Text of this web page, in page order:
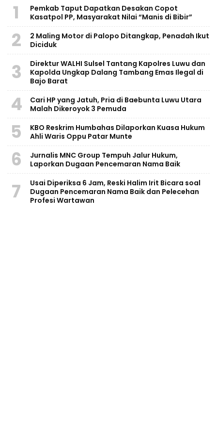
1
Pemkab Taput Dapatkan Desakan Copot
Kasatpol PP, Masyarakat Nilai “Manis di Bibir”
2
2 Maling Motor di Palopo Ditangkap, Penadah Ikut
Diciduk
3
Direktur WALHI Sulsel Tantang Kapolres Luwu dan
Kapolda Ungkap Dalang Tambang Emas Ilegal di
Bajo Barat
4
Cari HP yang Jatuh, Pria di Baebunta Luwu Utara
Malah Dikeroyok 3 Pemuda
5
KBO Reskrim Humbahas Dilaporkan Kuasa Hukum
Ahli Waris Oppu Patar Munte
6
Jurnalis MNC Group Tempuh Jalur Hukum,
Laporkan Dugaan Pencemaran Nama Baik
7
Usai Diperiksa 6 Jam, Reski Halim Irit Bicara soal
Dugaan Pencemaran Nama Baik dan Pelecehan
Profesi Wartawan